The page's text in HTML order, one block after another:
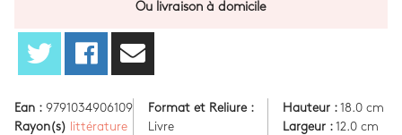
Ou livraison à domicile
Ean : 9791034906109
Rayon(s)
littérature
Format et Reliure :
Livre
Hauteur :18.0 cm
Largeur :12.0 cm